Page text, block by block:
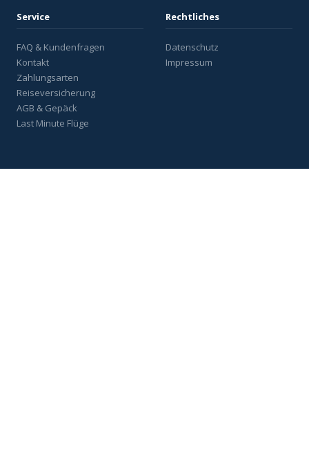
Service
FAQ & Kundenfragen
Kontakt
Zahlungsarten
Reiseversicherung
AGB & Gepäck
Last Minute Flüge
Rechtliches
Datenschutz
Impressum